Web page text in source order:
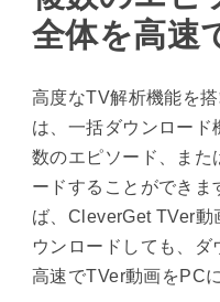
全体を高速
高度なTV解析機能を
は、一括ダウンロード
数のエピソード、また
ードすることができま
ば、CleverGet TVer動
ウンロードしても、ダ
高速でTVer動画をPC